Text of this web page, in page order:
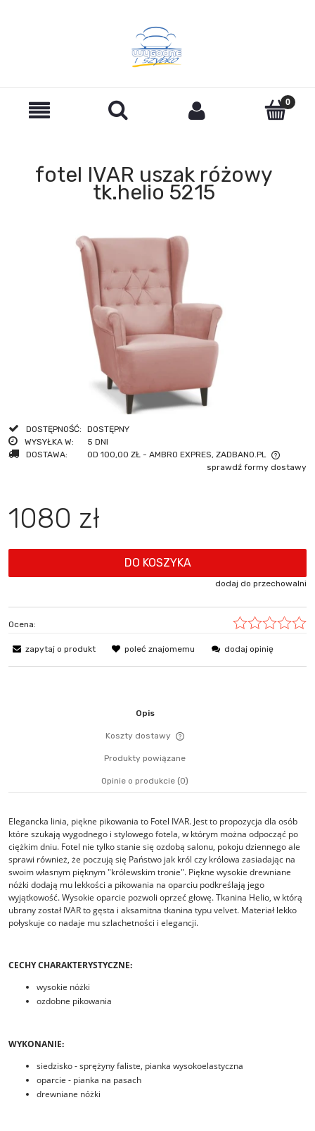
fotel IVAR uszak różowy
tk.helio 5215
DOSTĘPNOŚĆ:
DOSTĘPNY
WYSYŁKA W:
5 DNI
DOSTAWA:
OD 100,00 ZŁ - AMBRO EXPRES, ZADBANO.PL
CENA NIE ZAWIERA EWENTUALNYCH KOSZTÓW PŁATNOŚCI
sprawdź formy dostawy
1080 zł
DO KOSZYKA
dodaj do przechowalni
Ocena:
zapytaj o produkt poleć znajomemu dodaj opinię
Opis
Koszty dostawy
Produkty powiązane
Opinie o produkcie (0)
Elegancka linia, piękne pikowania to Fotel IVAR. Jest to propozycja dla osób
które szukają wygodnego i stylowego fotela, w którym można odpocząć po
ciężkim dniu. Fotel nie tylko stanie się ozdobą salonu, pokoju dziennego ale
sprawi również, że poczują się Państwo jak król czy królowa zasiadając na
swoim własnym pięknym "królewskim tronie". Piękne wysokie drewniane
nóżki dodają mu lekkości a pikowania na oparciu podkreślają jego
wyjątkowość. Wysokie oparcie pozwoli oprzeć głowę. Tkanina Helio, w którą
ubrany został IVAR to gęsta i aksamitna tkanina typu velvet. Materiał lekko
połyskuje co nadaje mu szlachetności i elegancji.
CECHY CHARAKTERYSTYCZNE:
wysokie nóżki
ozdobne pikowania
WYKONANIE:
siedzisko - sprężyny faliste, pianka wysokoelastyczna
oparcie - pianka na pasach
drewniane nóżki